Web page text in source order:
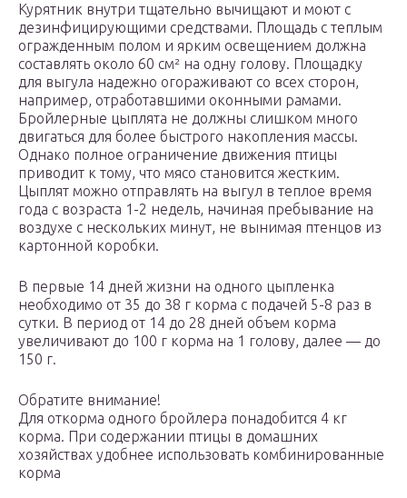
Курятник внутри тщательно вычищают и моют с
дезинфицирующими средствами. Площадь с теплым
огражденным полом и ярким освещением должна
составлять около 60 см² на одну голову. Площадку
для выгула надежно огораживают со всех сторон,
например, отработавшими оконными рамами.
Бройлерные цыплята не должны слишком много
двигаться для более быстрого накопления массы.
Однако полное ограничение движения птицы
приводит к тому, что мясо становится жестким.
Цыплят можно отправлять на выгул в теплое время
года с возраста 1-2 недель, начиная пребывание на
воздухе с нескольких минут, не вынимая птенцов из
картонной коробки.
В первые 14 дней жизни на одного цыпленка
необходимо от 35 до 38 г корма с подачей 5-8 раз в
сутки. В период от 14 до 28 дней объем корма
увеличивают до 100 г корма на 1 голову, далее — до
150 г.
Обратите внимание!
Для откорма одного бройлера понадобится 4 кг
корма. При содержании птицы в домашних
хозяйствах удобнее использовать комбинированные
корма